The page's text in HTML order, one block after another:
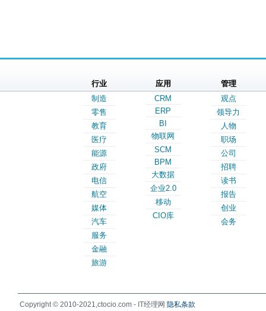
行业
制造
零售
教育
医疗
能源
政府
电信
航空
媒体
汽车
服务
金融
旅游
应用
CRM
ERP
BI
物联网
SCM
BPM
大数据
企业2.0
移动
CIO库
管理
观点
领导力
人物
职场
公司
招聘
读书
报告
创业
会务
Copyright © 2010-2021,ctocio.com - IT经理网 隐私条款